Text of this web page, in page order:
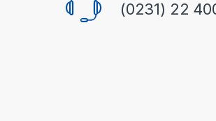
(0231) 22